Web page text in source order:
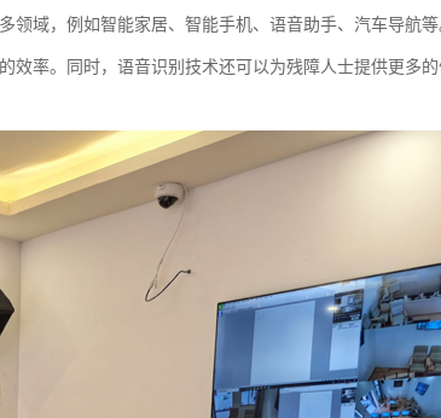
领域，例如智能家居、智能手机、语音助手、汽车导航
效率。同时，语音识别技术还可以为残障人士提供更多